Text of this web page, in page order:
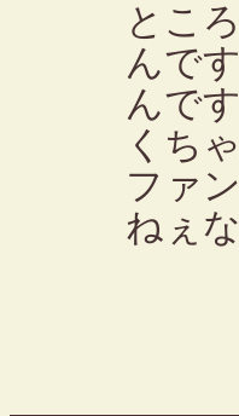
とこ
んで
んで
くち
ファ
ねぇ